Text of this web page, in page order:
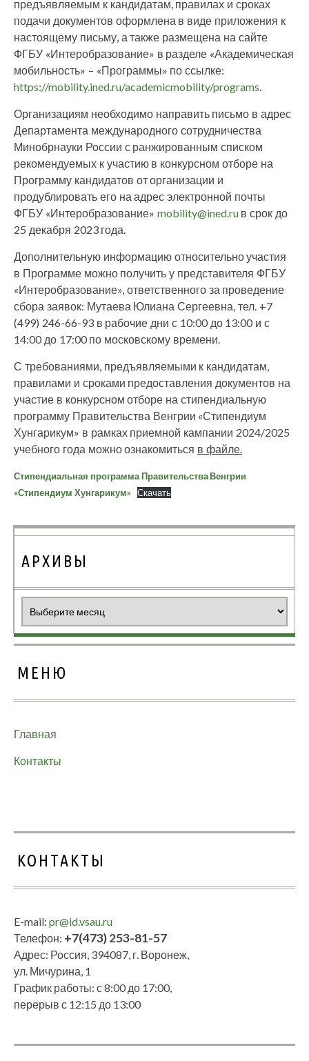
предъявляемым к кандидатам, правилах и сроках
подачи документов оформлена в виде приложения к
настоящему письму, а также размещена на сайте
ФГБУ «Интеробразование» в разделе «Академическая
мобильность» – «Программы» по ссылке:
https://mobility.ined.ru/academicmobility/programs.
Организациям необходимо направить письмо в адрес
Департамента международного сотрудничества
Минобрнауки России с ранжированным списком
рекомендуемых к участию в конкурсном отборе на
Программу кандидатов от организации и
продублировать его на адрес электронной почты
ФГБУ «Интеробразование» mobility@ined.ruв срок до
25 декабря 2023 года.
Дополнительную информацию относительно участия
в Программе можно получить у представителя ФГБУ
«Интеробразование», ответственного за проведение
сбора заявок: Мутаева Юлиана Сергеевна, тел. +7
(499) 246-66-93 в рабочие дни с 10:00 до 13:00 и с
14:00 до 17:00 по московскому времени.
С требованиями, предъявляемыми к кандидатам,
правилами и сроками предоставления документов на
участие в конкурсном отборе на стипендиальную
программу Правительства Венгрии «Стипендиум
Хунгарикум» в рамках приемной кампании 2024/2025
учебного года можно ознакомиться в файле.
Стипендиальная программа Правительства Венгрии
«Стипендиум Хунгарикум»
Скачать
АРХИВЫ
МЕНЮ
Главная
Контакты
КОНТАКТЫ
E-mail: pr@id.vsau.ru
Телефон: +7(473) 253-81-57
Адрес: Россия, 394087, г. Воронеж,
ул. Мичурина, 1
График работы: с 8:00 до 17:00,
перерыв с 12:15 до 13:00